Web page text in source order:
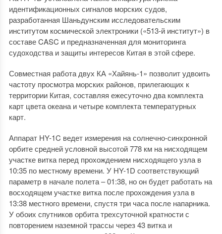
идентификационных сигналов морских судов,
разработанная Шаньдунским исследовательским
институтом космической электроники («513-й институт») в
составе CASC и предназначенная для мониторинга
судоходства и защиты интересов Китая в этой сфере.
Совместная работа двух КА «Хайянь-1» позволит удвоить
частоту просмотра морских районов, прилегающих к
территории Китая, составляя ежесуточно два комплекта
карт цвета океана и четыре комплекта температурных
карт.
Аппарат HY-1C ведет измерения на солнечно-синхронной
орбите средней условной высотой 778 км на нисходящем
участке витка перед прохождением нисходящего узла в
10:35 по местному времени. У HY-1D соответствующий
параметр в начале полета – 01:38, но он будет работать на
восходящем участке витка после прохождения узла в
13:38 местного времени, спустя три часа после напарника.
У обоих спутников орбита трехсуточной кратности с
повторением наземной трассы через 43 витка и